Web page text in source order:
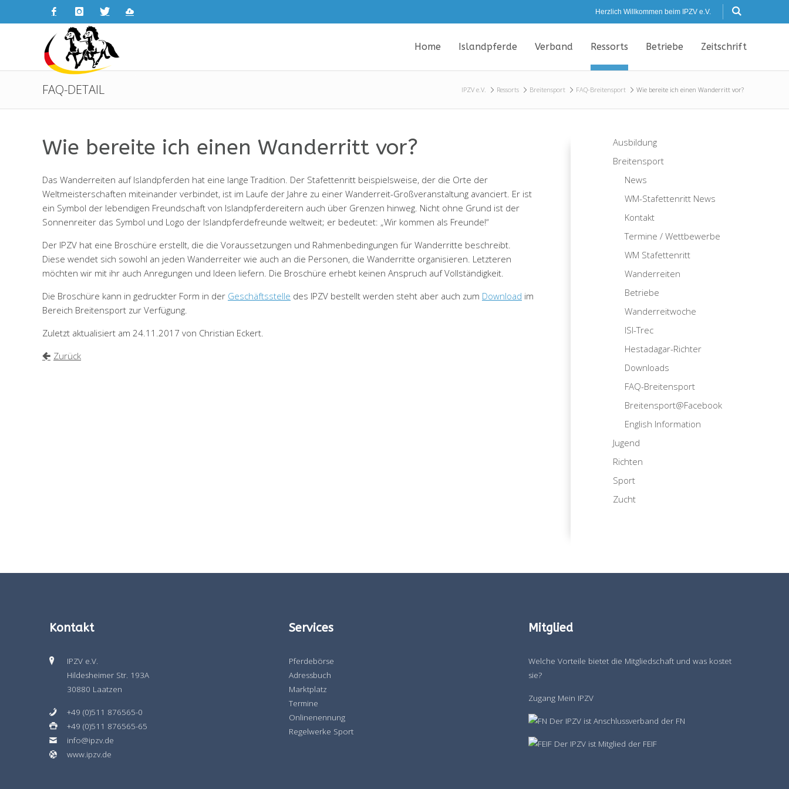
Herzlich Willkommen beim IPZV e.V.
Home Islandpferde Verband Ressorts Betriebe Zeitschrift
IPZV e.V. Ressorts Breitensport FAQ-Breitensport Wie bereite ich einen Wanderritt vor?
FAQ-DETAIL
Wie bereite ich einen Wanderritt vor?
Das Wanderreiten auf Islandpferden hat eine lange Tradition. Der Stafettenritt beispielsweise, der die Orte der
Weltmeisterschaften miteinander verbindet, ist im Laufe der Jahre zu einer Wanderreit-Großveranstaltung avanciert. Er ist
ein Symbol der lebendigen Freundschaft von Islandpferdereitern auch über Grenzen hinweg. Nicht ohne Grund ist der
Sonnenreiter das Symbol und Logo der Islandpferdefreunde weltweit; er bedeutet: „Wir kommen als Freunde!“
Der IPZV hat eine Broschüre erstellt, die die Voraussetzungen und Rahmenbedingungen für Wanderritte beschreibt.
Diese wendet sich sowohl an jeden Wanderreiter wie auch an die Personen, die Wanderritte organisieren. Letzteren
möchten wir mit ihr auch Anregungen und Ideen liefern. Die Broschüre erhebt keinen Anspruch auf Vollständigkeit.
Die Broschüre kann in gedruckter Form in der Geschäftsstelle des IPZV bestellt werden steht aber auch zum Download im
Bereich Breitensport zur Verfügung.
Zuletzt aktualisiert am 24.11.2017 von Christian Eckert.
Zurück
Ausbildung
Breitensport
News
WM-Stafettenritt News
Kontakt
Termine / Wettbewerbe
WM Stafettenritt
Wanderreiten
Betriebe
Wanderreitwoche
ISI-Trec
Hestadagar-Richter
Downloads
FAQ-Breitensport
Breitensport@Facebook
English Information
Jugend
Richten
Sport
Zucht
Kontakt
IPZV e.V.
Hildesheimer Str. 193A
30880 Laatzen
+49 (0)511 876565-0
+49 (0)511 876565-65
info@ipzv.de
www.ipzv.de
Services
Pferdebörse
Adressbuch
Marktplatz
Termine
Onlinenennung
Regelwerke Sport
Mitglied
Welche Vorteile bietet die Mitgliedschaft und was kostet
sie?
Zugang Mein IPZV
Der IPZV ist Anschlussverband der FN
Der IPZV ist Mitglied der FEIF